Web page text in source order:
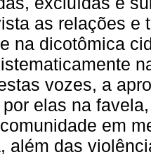
as relações e
na dicotômica
vozes, a
elas na
em
além das